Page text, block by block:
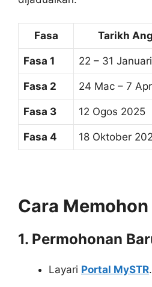
Fasa Tarikh
Fasa 1 22 – 31
Fasa 2 24 Mac – 7
Fasa 3 12 Ogos 2025
Fasa 4 18 Oktober
Cara
1. Permohonan
Layari Portal MySTR.